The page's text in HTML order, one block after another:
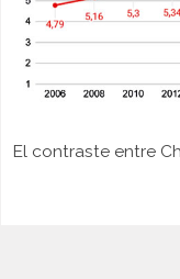
El contraste entre